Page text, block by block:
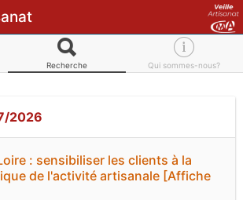
Recherche Qui sommes-nous?
2026
: sensibiliser les clients à la
de l'activité artisanale [Affiche